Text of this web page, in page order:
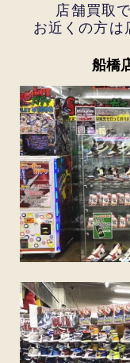
店舗買取
お近くの方は
船橋